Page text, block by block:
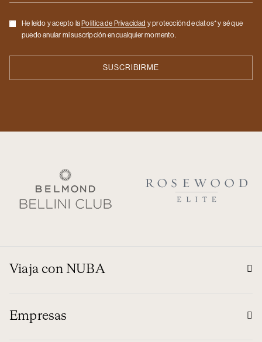
Checkbox
He leído y acepto la Politica de Privacidad y protección de datos* y sé que
puedo anular mi suscripción en cualquier momento.
Viaja con NUBA
Empresas